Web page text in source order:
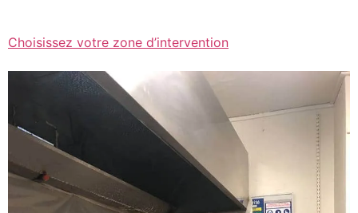
Choisissez votre zone d’intervention